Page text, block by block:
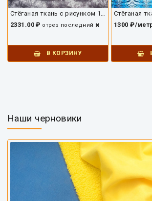
Стёганая ткань с рисунком 10168ПЛС-01
2331.00 ₽ отрез последний
В КОРЗИНУ
1300 ₽/
Наши черновики